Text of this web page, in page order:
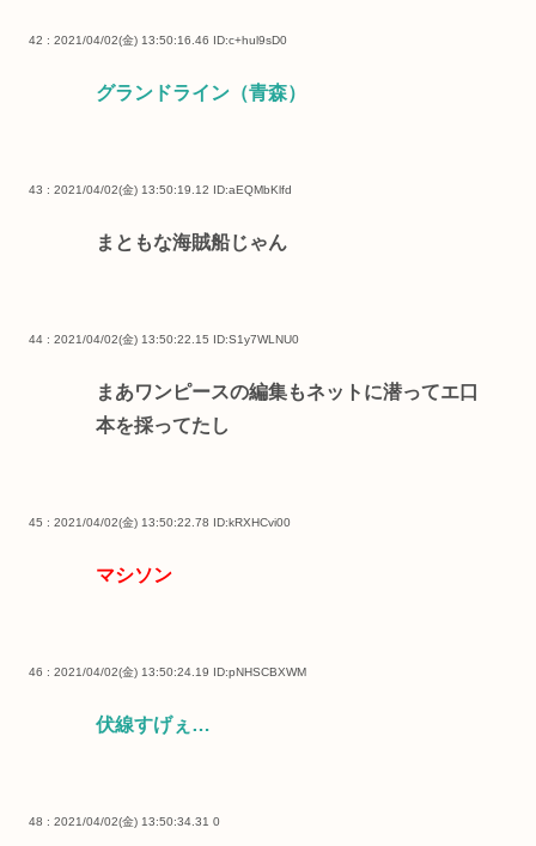
42 : 2021/04/02(金) 13:50:16.46 ID:c+hul9sD0
グランドライン（青森）
43 : 2021/04/02(金) 13:50:19.12 ID:aEQMbKlfd
まともな海賊船じゃん
44 : 2021/04/02(金) 13:50:22.15 ID:S1y7WLNU0
まあワンピースの編集もネットに潜ってエ口
本を採ってたし
45 : 2021/04/02(金) 13:50:22.78 ID:kRXHCvi00
マシソン
46 : 2021/04/02(金) 13:50:24.19 ID:pNHSCBXWM
伏線すげぇ…
48 : 2021/04/02(金) 13:50:34.31 0